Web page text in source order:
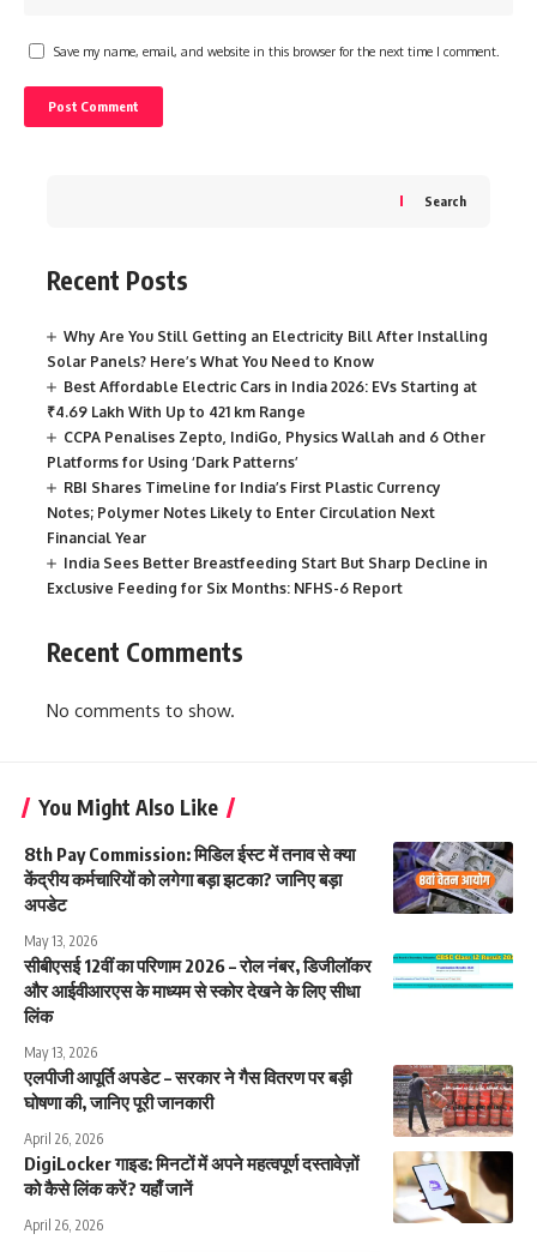
Save my name, email, and website in this browser for the next time I comment.
Search
Recent Posts
Why Are You Still Getting an Electricity Bill After Installing
Solar Panels? Here’s What You Need to Know
Best Affordable Electric Cars in India 2026: EVs Starting at
₹4.69 Lakh With Up to 421 km Range
CCPA Penalises Zepto, IndiGo, Physics Wallah and 6 Other
Platforms for Using ‘Dark Patterns’
RBI Shares Timeline for India’s First Plastic Currency
Notes; Polymer Notes Likely to Enter Circulation Next
Financial Year
India Sees Better Breastfeeding Start But Sharp Decline in
Exclusive Feeding for Six Months: NFHS-6 Report
Recent Comments
No comments to show.
You Might Also Like
8th Pay Commission: मिडिल ईस्ट में तनाव से क्या
केंद्रीय कर्मचारियों को लगेगा बड़ा झटका? जानिए बड़ा
अपडेट
May 13, 2026
सीबीएसई 12वीं का परिणाम 2026 – रोल नंबर, डिजीलॉकर
और आईवीआरएस के माध्यम से स्कोर देखने के लिए सीधा
लिंक
May 13, 2026
एलपीजी आपूर्ति अपडेट – सरकार ने गैस वितरण पर बड़ी
घोषणा की, जानिए पूरी जानकारी
April 26, 2026
DigiLocker गाइड: मिनटों में अपने महत्वपूर्ण दस्तावेज़ों
को कैसे लिंक करें? यहाँ जानें
April 26, 2026